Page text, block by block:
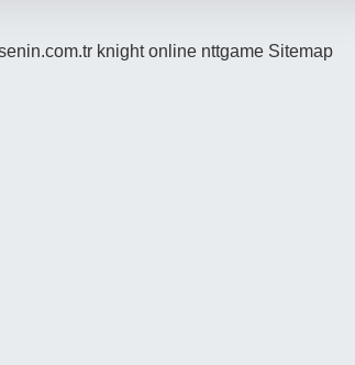
knight online nttgame Sitemap